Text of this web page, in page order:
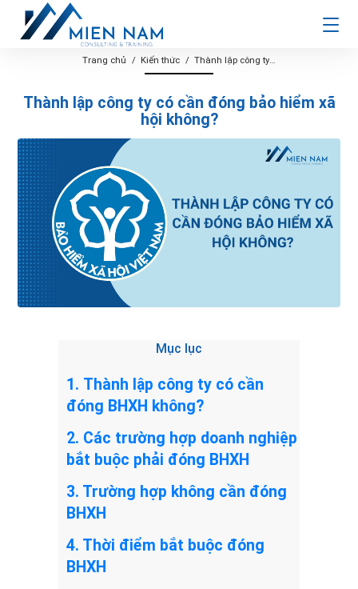
Trang chủ Kiến thức Thành lập công ty có cần đóng bảo hiểm xã hội không?
Thành lập công ty có cần đóng bảo hiểm xã
hội không?
Mục lục
1. Thành lập công ty có cần
đóng BHXH không?
2. Các trường hợp doanh nghiệp
bắt buộc phải đóng BHXH
3. Trường hợp không cần đóng
BHXH
4. Thời điểm bắt buộc đóng
BHXH